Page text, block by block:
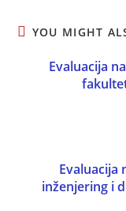
YOU MIGHT
Evaluacija
Evaluacija
inženjering i